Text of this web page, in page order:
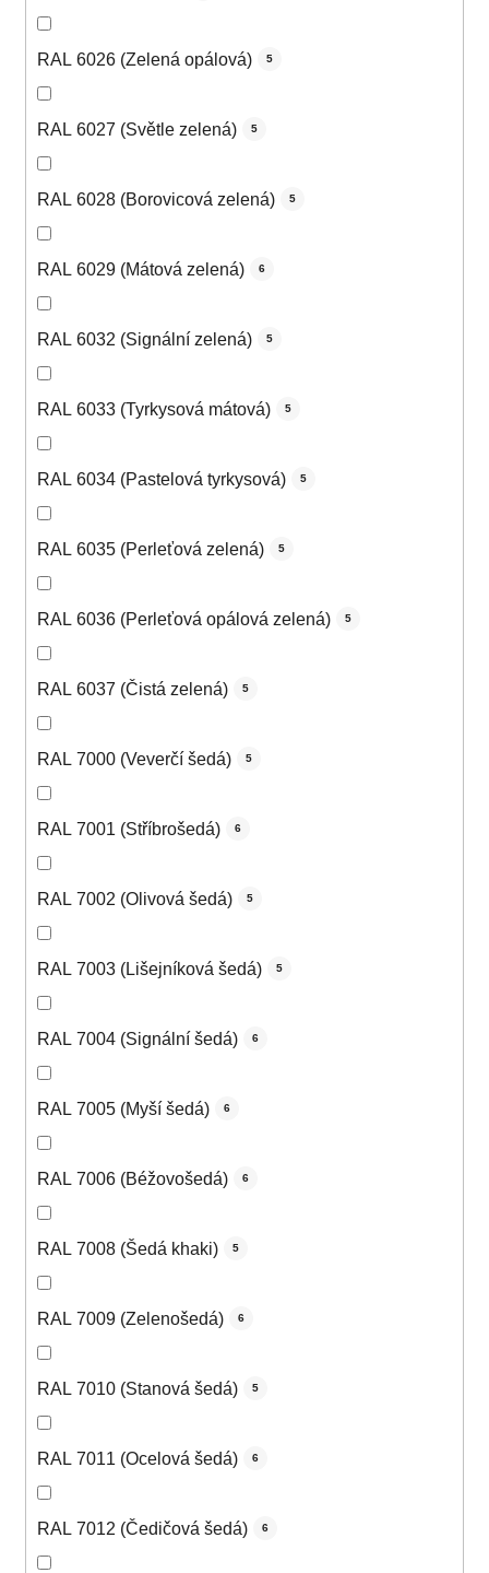
RAL 6026 (Zelená opálová) 5
RAL 6027 (Světle zelená) 5
RAL 6028 (Borovicová zelená) 5
RAL 6029 (Mátová zelená) 6
RAL 6032 (Signální zelená) 5
RAL 6033 (Tyrkysová mátová) 5
RAL 6034 (Pastelová tyrkysová) 5
RAL 6035 (Perleťová zelená) 5
RAL 6036 (Perleťová opálová zelená) 5
RAL 6037 (Čistá zelená) 5
RAL 7000 (Veverčí šedá) 5
RAL 7001 (Stříbrošedá) 6
RAL 7002 (Olivová šedá) 5
RAL 7003 (Lišejníková šedá) 5
RAL 7004 (Signální šedá) 6
RAL 7005 (Myší šedá) 6
RAL 7006 (Béžovošedá) 6
RAL 7008 (Šedá khaki) 5
RAL 7009 (Zelenošedá) 6
RAL 7010 (Stanová šedá) 5
RAL 7011 (Ocelová šedá) 6
RAL 7012 (Čedičová šedá) 6